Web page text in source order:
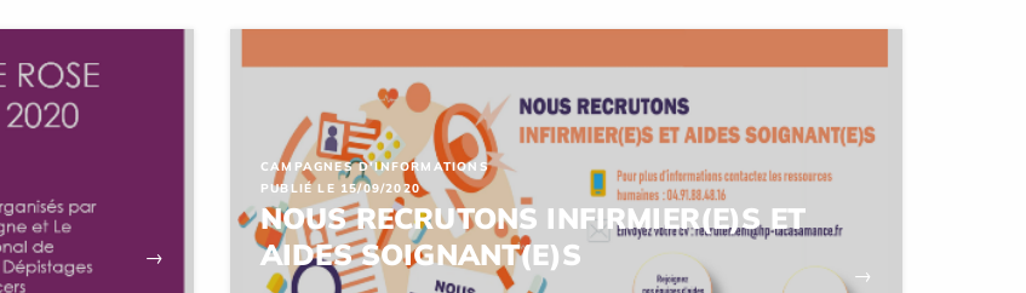
→
CAMPAGNES D'INFORMATIONS
PUBLIÉ LE 15/09/2020
NOUS RECRUTONS INFIRMIER(E)S ET
AIDES SOIGNANT(E)S
→